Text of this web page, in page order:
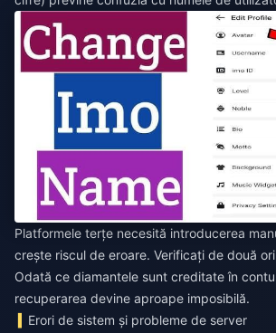
Platformele terțe necesită introducerea
crește riscul de eroare. Verificați de două
Odată ce diamantele sunt creditate în
recuperarea devine aproape imposibilă.
Erori de sistem și probleme de server